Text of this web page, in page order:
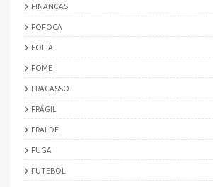
FINANÇAS
FOFOCA
FOLIA
FOME
FRACASSO
FRÁGIL
FRALDE
FUGA
FUTEBOL